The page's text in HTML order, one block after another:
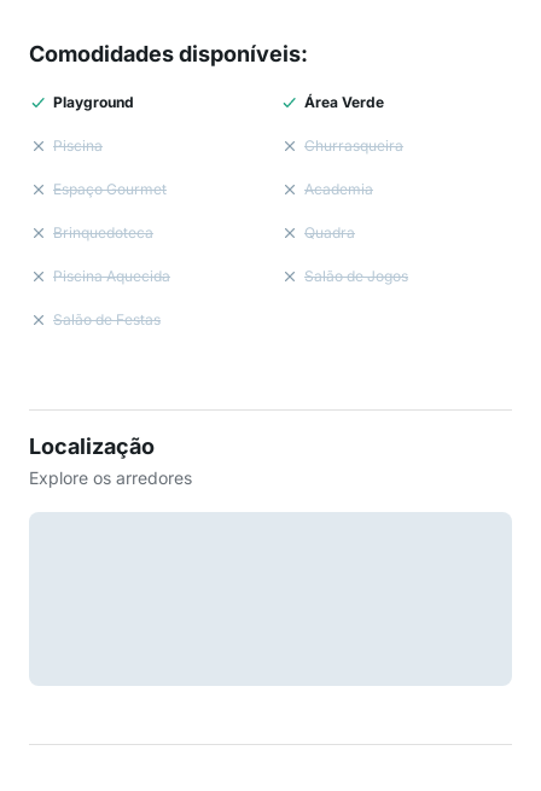
Comodidades disponíveis:
Playground Área Verde
Piscina Churrasqueira
Espaço Gourmet Academia
Brinquedoteca Quadra
Piscina Aquecida Salão de Jogos
Salão de Festas
Localização
Explore os arredores